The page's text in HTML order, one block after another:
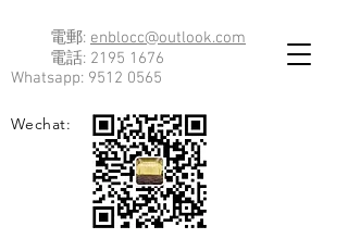
電郵: enblocc@outlook.com
電話: 2195 1676
Whatsapp: 9512 0565
Wechat: